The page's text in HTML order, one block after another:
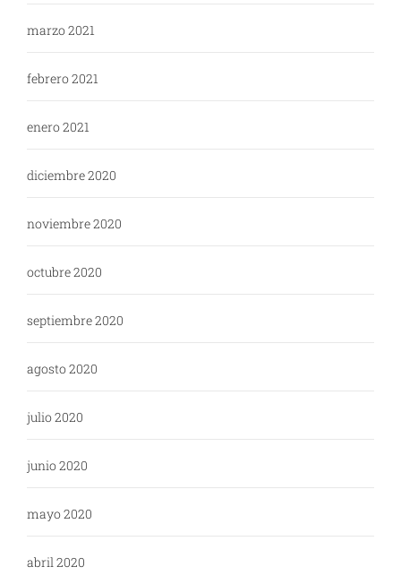
marzo 2021
febrero 2021
enero 2021
diciembre 2020
noviembre 2020
octubre 2020
septiembre 2020
agosto 2020
julio 2020
junio 2020
mayo 2020
abril 2020